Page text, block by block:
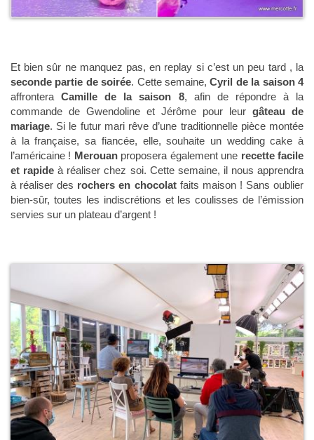
Et bien sûr ne manquez pas, en replay si c’est un peu tard , la
seconde partie de soirée. Cette semaine,Cyril de la saison 4
affronteraCamille de la saison 8, afin de répondre à la
commande de Gwendoline et Jérôme pour leur gâteau de
mariage. Si le futur mari rêve d’une traditionnelle pièce montée
à la française, sa fiancée, elle, souhaite un wedding cake à
l’américaine ! Merouanproposera également une recette facile
et rapide à réaliser chez soi. Cette semaine, il nous apprendra
à réaliser des rochers en chocolatfaits maison ! Sans oublier
bien-sûr, toutes les indiscrétions et les coulisses de l’émission
servies sur un plateau d’argent !